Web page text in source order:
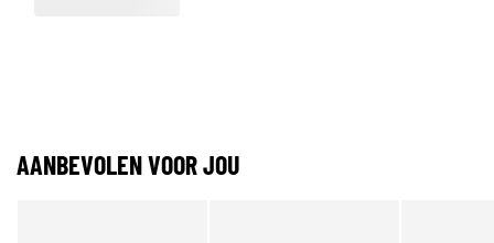
AANBEVOLEN VOOR JOU